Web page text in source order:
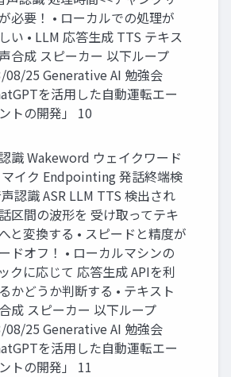
必要！ • ローカルでの処理が
い • LLM 応答生成 TTS テキス
合成 スピーカー 以下ループ
08/25 Generative AI 勉強会
を活用した自動運転エー
トの開発」 10
識 Wakeword ウェイクワード
イク Endpointing 発話終端検
認識 ASR LLM TTS 検出され
区間の波形を 受け取ってテキ
と変換する • スピードと精度が
ドオフ！ • ローカルマシンの
クに応じて 応答生成 APIを利
かどうか判断する • テキスト
成 スピーカー 以下ループ
08/25 Generative AI 勉強会
を活用した自動運転エー
トの開発」 11